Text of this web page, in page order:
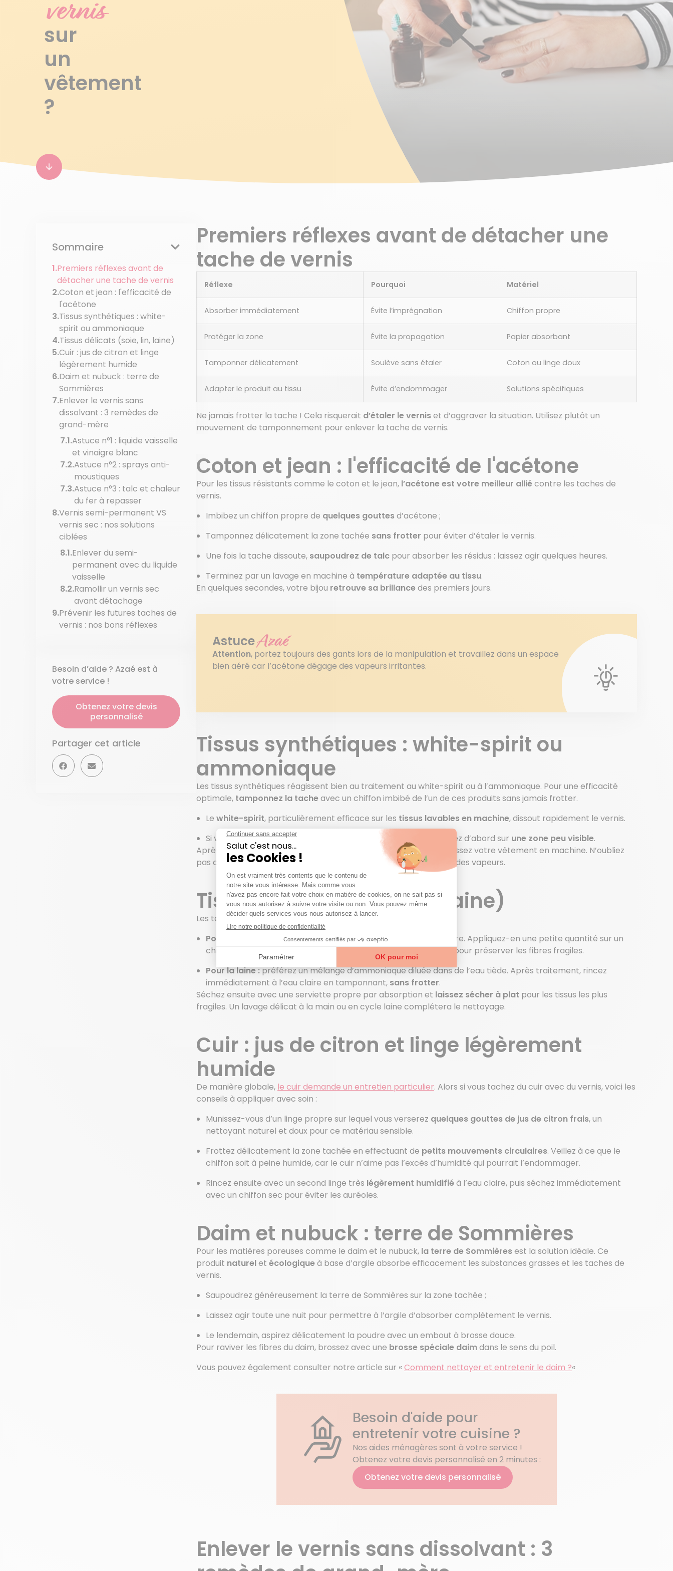
vernis
sur
un
vêtement
?
Sommaire
Premiers réflexes avant de
détacher une tache de vernis
Coton et jean : l'efficacité de
l'acétone
Tissus synthétiques : white-
spirit ou ammoniaque
Tissus délicats (soie, lin, laine)
Cuir : jus de citron et linge
légèrement humide
Daim et nubuck : terre de
Sommières
Enlever le vernis sans
dissolvant : 3 remèdes de
grand-mère
Astuce n°1 : liquide vaisselle
et vinaigre blanc
Astuce n°2 : sprays anti-
moustiques
Astuce n°3 : talc et chaleur
du fer à repasser
Vernis semi-permanent VS
vernis sec : nos solutions
ciblées
Enlever du semi-
permanent avec du liquide
vaisselle
Ramollir un vernis sec
avant détachage
Prévenir les futures taches de
vernis : nos bons réflexes
Besoin d’aide ? Azaé est à
votre service !
Obtenez votre devis
personnalisé
Partager cet article
Premiers réflexes avant de détacher une
tache de vernis
Réflexe Pourquoi Matériel
Absorber immédiatement Évite l’imprégnation Chiffon propre
Protéger la zone Évite la propagation Papier absorbant
Tamponner délicatement Soulève sans étaler Coton ou linge doux
Adapter le produit au tissu Évite d’endommager Solutions spécifiques
Ne jamais frotter la tache ! Cela risquerait d’étaler le verniset d’aggraver la situation. Utilisez plutôt un
mouvement de tamponnement pour enlever la tache de vernis.
Coton et jean : l'efficacité de l'acétone
Pour les tissus résistants comme le coton et le jean, l’acétone est votre meilleur alliécontre les taches de
vernis.
Imbibez un chiffon propre de quelques gouttesd’acétone ;
Tamponnez délicatement la zone tachée sans frotter pour éviter d’étaler le vernis.
Une fois la tache dissoute, saupoudrez de talc pour absorber les résidus : laissez agir quelques heures.
Terminez par un lavage en machine à température adaptée au tissu.
En quelques secondes, votre bijou retrouve sa brillancedes premiers jours.
AstuceAzaé
Attention, portez toujours des gants lors de la manipulation et travaillez dans un espace
bien aéré car l’acétone dégage des vapeurs irritantes.
Tissus synthétiques : white-spirit ou
ammoniaque
Les tissus synthétiques réagissent bien au traitement au white-spirit ou à l’ammoniaque. Pour une efficacité
optimale, tamponnez la tacheavec un chiffon imbibé de l’un de ces produits sans jamais frotter.
Lewhite-spirit, particulièrement efficace sur les tissus lavables en machine, dissout rapidement le vernis.
Si vous optez pourl’ammoniaque , diluez-la légèrement et testez d’abord sur une zone peu visible.
Après traitement, saupoudrez de talc,
laissez agir 1 heure
puis passez votre vêtement en machine. N’oubliez
pas d’aérer la pièce pendant le nettoyage pour éviter l’inhalation des vapeurs.
Tissus délicats (soie, lin, laine)
Les textiles délicats nécessitent une approche plus
Pour la soie et le lin :l’acétate s’avère être la solution la plus sûre. Appliquez-en une petite quantité sur un
chiffon blanc et tamponnez légèrement la tachesans frotterpour préserver les fibres fragiles.
Pour la laine :préférez un mélange d’ammoniaque diluée dans de l’eau tiède. Après traitement, rincez
immédiatement à l’eau claire en tamponnant, sans frotter.
Séchez ensuite avec une serviette propre par absorption et laissez sécher à plat pour les tissus les plus
fragiles. Un lavage délicat à la main ou en cycle laine complétera le nettoyage.
Cuir : jus de citron et linge légèrement
humide
De manière globale, le cuir demande un entretien particulier. Alors si vous tachez du cuir avec du vernis, voici les
conseils à appliquer avec soin :
Munissez-vous d’un linge propre sur lequel vous verserez quelques gouttes de jus de citron frais, un
nettoyant naturel et doux pour ce matériau sensible.
Frottez délicatement la zone tachée en effectuant de petits mouvements circulaires. Veillez à ce que le
chiffon soit à peine humide, car le cuir n’aime pas l’excès d’humidité qui pourrait l’endommager.
Rincez ensuite avec un second linge très légèrement humidifiéà l’eau claire, puis séchez immédiatement
avec un chiffon sec pour éviter les auréoles.
Daim et nubuck : terre de Sommières
Pour les matières poreuses comme le daim et le nubuck, la terre de Sommièresest la solution idéale. Ce
produit naturelet écologiqueà base d’argile absorbe efficacement les substances grasses et les taches de
vernis.
Saupoudrez généreusement la terre de Sommières sur la zone tachée ;
Laissez agir toute une nuit pour permettre à l’argile d’absorber complètement le vernis.
Le lendemain, aspirez délicatement la poudre avec un embout à brosse douce.
Pour raviver les fibres du daim, brossez avec une brosse spéciale daimdans le sens du poil.
Vous pouvez également consulter notre article sur «Comment nettoyer et entretenir le daim ?«
Besoin d'aide pour
entretenir votre cuisine ?
Nos aides ménagères sont à votre service !
Obtenez votre devis personnalisé en 2 minutes :
Obtenez votre devis personnalisé
Enlever le vernis sans dissolvant : 3